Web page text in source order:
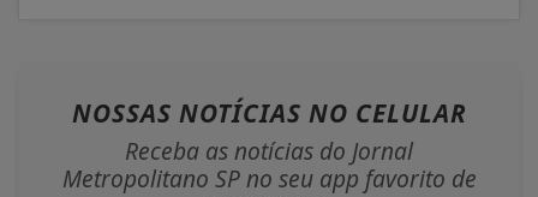
NOSSAS NOTÍCIAS NO CELULAR
Receba as notícias do Jornal
Metropolitano SP no seu app favorito de